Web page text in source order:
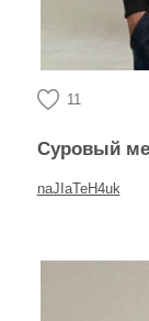
11
Суровый
naJIaTeH4uk